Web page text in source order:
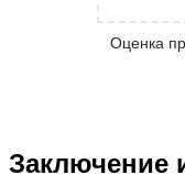
Оценка
Заключение